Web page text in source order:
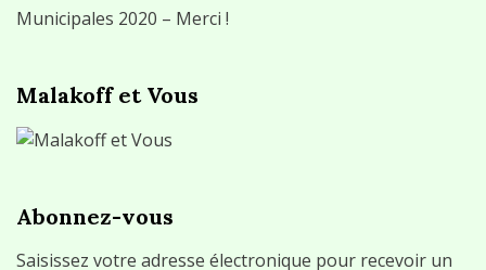
Municipales 2020 – Merci !
Malakoff et Vous
Abonnez-vous
Saisissez votre adresse électronique pour recevoir un